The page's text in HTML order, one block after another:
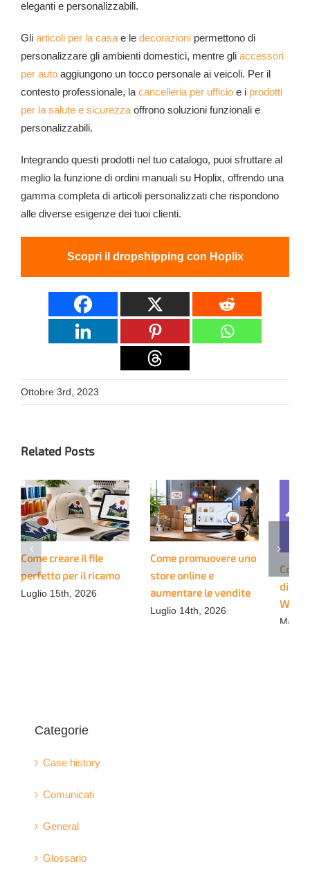
eleganti e personalizzabili.
Gli articoli per la casae le decorazioni permettono di
personalizzare gli ambienti domestici, mentre gli accessori
per auto aggiungono un tocco personale ai veicoli. Per il
contesto professionale, lacancelleria per ufficio e i prodotti
per la salute e sicurezzaoffrono soluzioni funzionali e
personalizzabili.
Integrando questi prodotti nel tuo catalogo, puoi sfruttare al
meglio la funzione di ordini manuali su Hoplix, offrendo una
gamma completa di articoli personalizzati che rispondono
alle diverse esigenze dei tuoi clienti.
Scopri il dropshipping con Hoplix
Ottobre 3rd, 2023
Related Posts
Come creare il file
perfetto per il ricamo
Luglio 15th, 2026
Come promuovere uno
store online e
aumentare le vendite
Luglio 14th, 2026
di
Marzo
Categorie
Case history
Comunicati
General
Glossario